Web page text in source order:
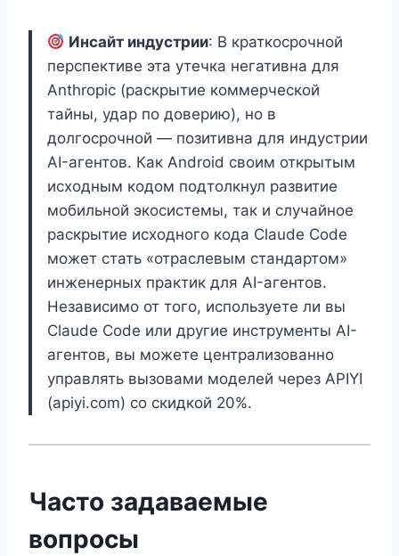
Инсайт индустрии: В краткосрочной
перспективе эта утечка негативна для
Anthropic (раскрытие коммерческой
тайны, удар по доверию), но в
долгосрочной — позитивна для индустрии
AI-агентов. Как Android своим открытым
исходным кодом подтолкнул развитие
мобильной экосистемы, так и случайное
раскрытие исходного кода Claude Code
может стать «отраслевым стандартом»
инженерных практик для AI-агентов.
Независимо от того, используете ли вы
Claude Code или другие инструменты AI-
агентов, вы можете централизованно
управлять вызовами моделей через APIYI
(apiyi.com) со скидкой 20%.
Часто задаваемые
вопросы